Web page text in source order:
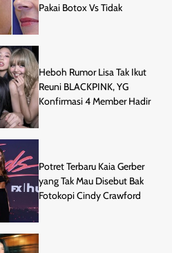
Pakai Botox Vs Tidak
Heboh Rumor Lisa Tak Ikut
Reuni BLACKPINK, YG
Konfirmasi 4 Member Hadir
Potret Terbaru Kaia Gerber
yang Tak Mau Disebut Bak
Fotokopi Cindy Crawford